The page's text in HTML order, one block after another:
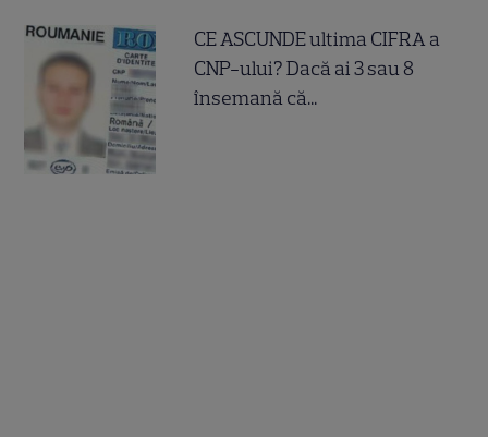
CE ASCUNDE ultima CIFRA a
CNP-ului? Dacă ai 3 sau 8
însemană că...